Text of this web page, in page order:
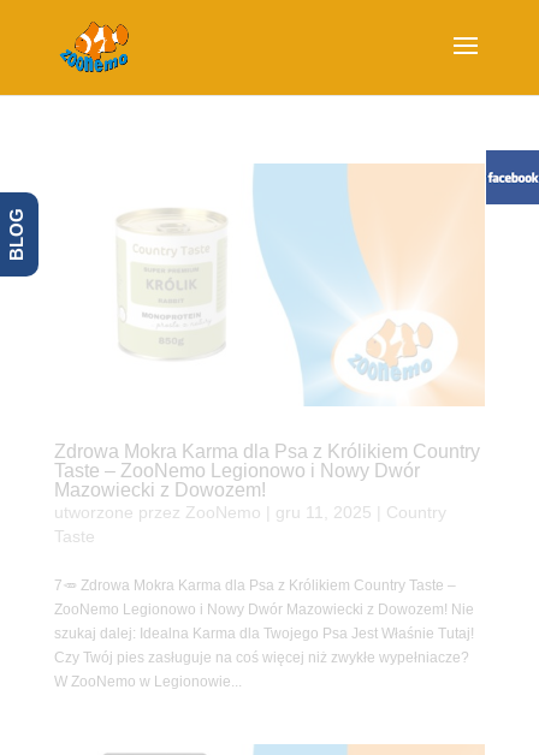
Zdrowa Mokra Karma dla Psa z Królikiem Country
Taste – ZooNemo Legionowo i Nowy Dwór
Mazowiecki z Dowozem!
utworzone przez ZooNemo gru 11, 2025
Country
Taste
7🥕 Zdrowa Mokra Karma dla Psa z Królikiem Country Taste –
ZooNemo Legionowo i Nowy Dwór Mazowiecki z Dowozem! Nie
szukaj dalej: Idealna Karma dla Twojego Psa Jest Właśnie Tutaj!
Czy Twój pies zasługuje na coś więcej niż zwykłe wypełniacze?
W ZooNemo w Legionowie...
BLOG